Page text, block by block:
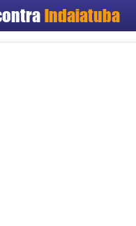
Indaiatuba
Cadastrar empresa